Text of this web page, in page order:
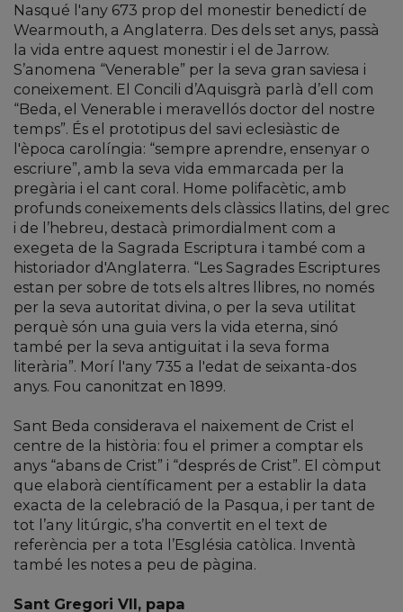
Nasqué l'any 673 prop del monestir benedictí de
Wearmouth, a Anglaterra. Des dels set anys, passà
la vida entre aquest monestir i el de Jarrow.
S’anomena “Venerable” per la seva gran saviesa i
coneixement. El Concili d’Aquisgrà parlà d’ell com
“Beda, el Venerable i meravellós doctor del nostre
temps”. És el prototipus del savi eclesiàstic de
l'època carolíngia: “sempre aprendre, ensenyar o
escriure”, amb la seva vida emmarcada per la
pregària i el cant coral. Home polifacètic, amb
profunds coneixements dels clàssics llatins, del grec
i de l’hebreu, destacà primordialment com a
exegeta de la Sagrada Escriptura i també com a
historiador d'Anglaterra. “Les Sagrades Escriptures
estan per sobre de tots els altres llibres, no només
per la seva autoritat divina, o per la seva utilitat
perquè són una guia vers la vida eterna, sinó
també per la seva antiguitat i la seva forma
literària”. Morí l'any 735 a l'edat de seixanta-dos
anys. Fou canonitzat en 1899.
Sant Beda considerava el naixement de Crist el
centre de la història: fou el primer a comptar els
anys “abans de Crist” i “després de Crist”. El còmput
que elaborà científicament per a establir la data
exacta de la celebració de la Pasqua, i per tant de
tot l’any litúrgic, s’ha convertit en el text de
referència per a tota l’Església catòlica. Inventà
també les notes a peu de pàgina.
Sant Gregori VII, papa